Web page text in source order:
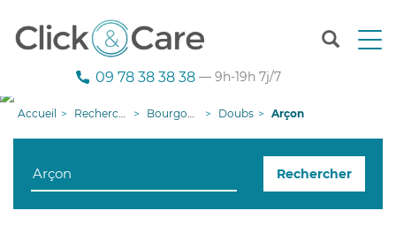
T
n
g
09 78 38 38 38 — 9h-19h 7j/7
Accueil Recherche aide à domicile Bourgogne-Franche-Comté Doubs Arçon
Rechercher